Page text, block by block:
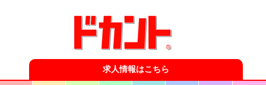
求人情報はこちら